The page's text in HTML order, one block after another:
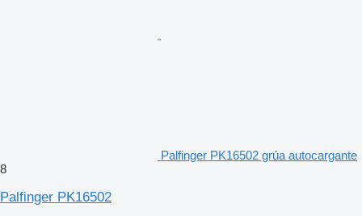
Palfinger PK16502 grúa autocargante
8
Palfinger PK16502